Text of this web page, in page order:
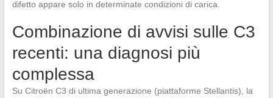
difetto appare solo in determinate condizioni di carica.
Combinazione di avvisi sulle C3
recenti: una diagnosi più
complessa
Su Citroën C3 di ultima generazione (piattaforme Stellantis), la